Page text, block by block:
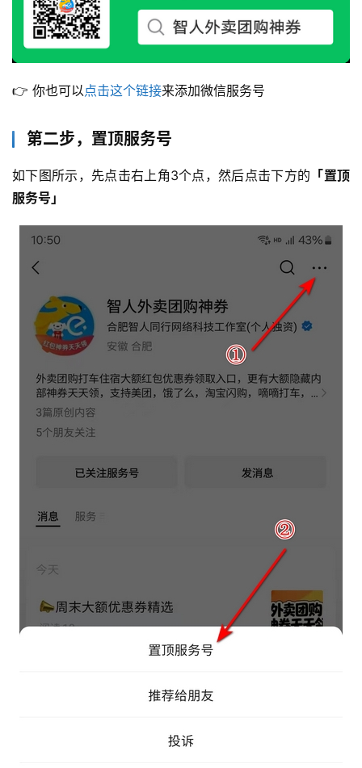
👉 你也可以点击这个链接来添加微信服务号
第二步，置顶服务号
如下图所示，先点击右上角3个点，然后点击下方的 「置顶
服务号」